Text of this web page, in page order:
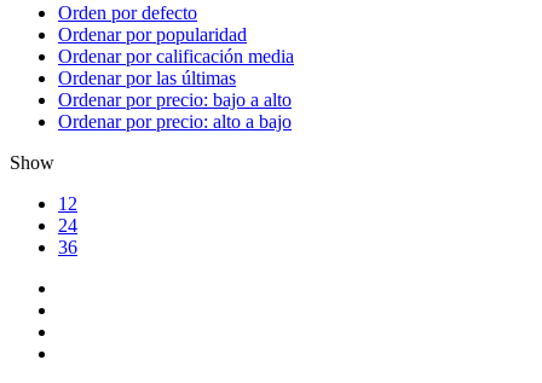
Orden por defecto
Ordenar por popularidad
Ordenar por calificación media
Ordenar por las últimas
Ordenar por precio: bajo a alto
Ordenar por precio: alto a bajo
Show
12
24
36